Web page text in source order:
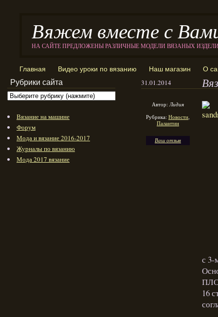
Вяжем вместе с
НА САЙТЕ ПРЕДЛОЖЕНЫ РАЗЛИЧНЫЕ МОДЕЛИ ВЯЗАНЫХ
Главная Видео уроки по вязанию Наш магазин О
31.01.2014
Автор:Лидия
Рубрика: Новости,
Палантин
Ваш отзыв
с 3-
16
Рубрики сайта
Вязание на машине
Форум
Мода и вязание 2016-2017
Журналы по вязанию
Мода 2017 вязание